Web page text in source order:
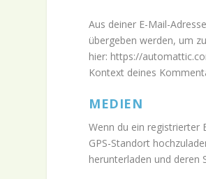
Aus deiner E-Mail-
übergeben werden, um
hier: https://
Kontext deines
MEDIEN
Wenn du ein registrierter
GPS-Standort
herunterladen und deren